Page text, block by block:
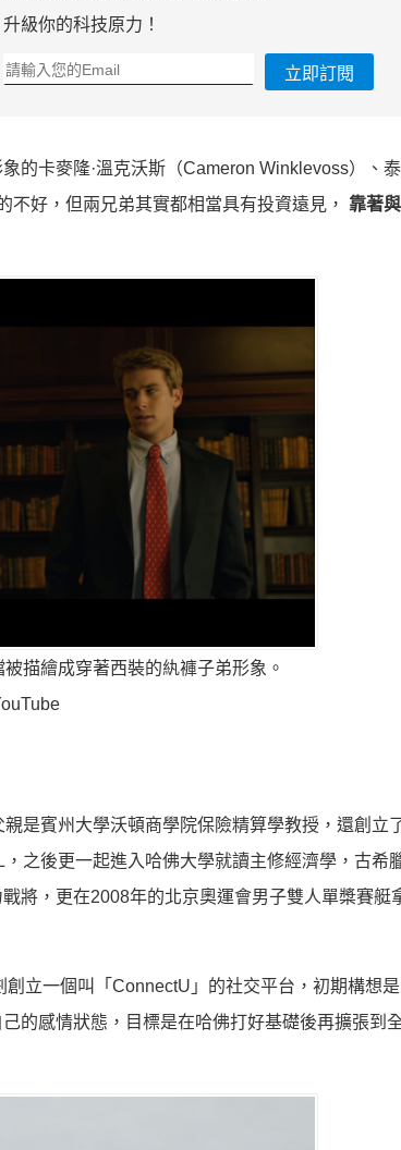
升級你的科技原力！
立即訂閱
的卡麥隆·溫克沃斯（Cameron Winklevoss）、
好，但兩兄弟其實都相當具有投資遠見， 靠著
描繪成穿著西裝的紈褲子弟形象。
是賓州大學沃頓商學院保險精算學教授，還創立
之後更一起進入哈佛大學就讀主修經濟學，古希
將，更在2008年的北京奧運會男子雙人單槳賽艇
立一個叫「ConnectU」的社交平台，初期構想
的感情狀態，目標是在哈佛打好基礎後再擴張到